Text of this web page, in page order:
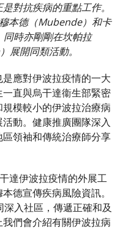
對抗疾病的重點工作。
本德（Mubende）和卡
時亦剛剛在坎帕拉
展開同類活動。
應對伊波拉疫情的一大
直與烏干達衞生部緊密
模較小的伊波拉治療病
動。健康推廣團隊深入
領袖和傳統治療師分享
達伊波拉疫情的外展工
德宣傳疾病風險資訊。
入社區，傳遞正確和及
們會介紹有關伊波拉病